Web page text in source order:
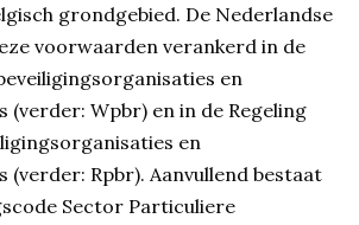
grondgebied. De Nederlandse
voorwaarden verankerd in de
en
(verder: Wpbr) en in de Regeling
en
(verder: Rpbr). Aanvullend bestaat
Sector Particuliere